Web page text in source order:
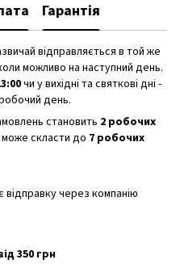
Гарантія
відправляється в той же
можливо на наступний день.
чи у вихідні та святкові дні -
день.
становить 2 робочих
скласти до 7 робочих
відправку через компанію
350 грн